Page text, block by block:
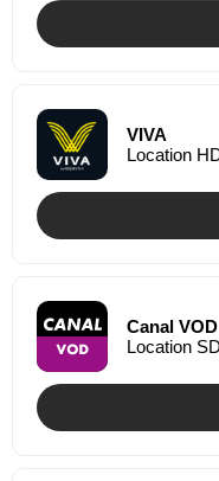
VIVA
Location
Canal VOD
Location